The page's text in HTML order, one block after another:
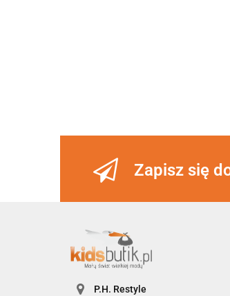
Zapisz się
P.H. Restyle